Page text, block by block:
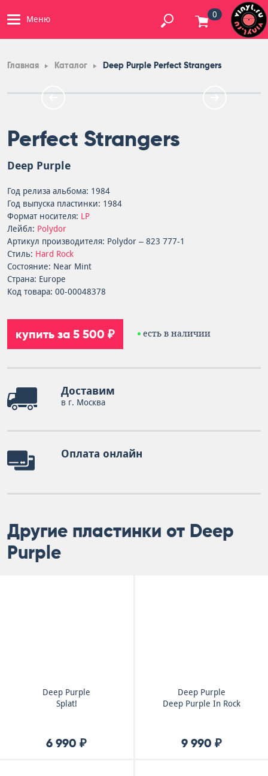
Меню 0
Главная Каталог Deep Purple Perfect Strangers
Perfect Strangers
Deep Purple
Год релиза альбома: 1984
Год выпуска пластинки: 1984
Формат носителя: LP
Лейбл: Polydor
Артикул производителя: Polydor – 823 777-1
Стиль: Hard Rock
Состояние: Near Mint
Страна: Europe
Код товара: 00-00048378
купить за 5 500 ₽ есть в наличии
Доставим
в г. Москва
Оплата онлайн
Другие пластинки от Deep
Purple
Deep Purple
Splat!
6 990 ₽
Deep Purple
Deep Purple In Rock
9 990 ₽